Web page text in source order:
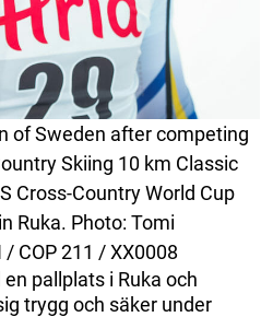
of Sweden after competing
Skiing 10 km Classic
Cross-Country World Cup
Ruka. Photo: Tomi
COP 211 / XX0008
pallplats i Ruka och
trygg och säker under